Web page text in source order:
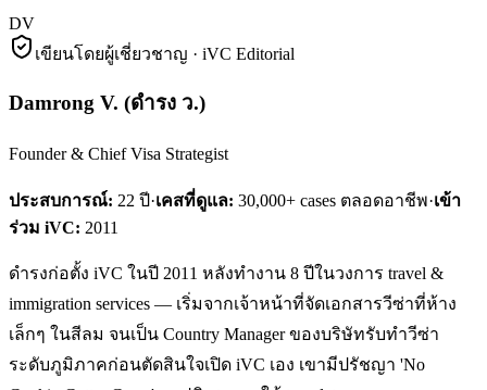
DV
เขียนโดยผู้เชี่ยวชาญ · iVC Editorial
Damrong V. (ดำรง ว.)
Founder & Chief Visa Strategist
ประสบการณ์: 22 ปี·เคสที่ดูแล: 30,000+ cases ตลอดอาชีพ·เข้า
ร่วม iVC: 2011
ดำรงก่อตั้ง iVC ในปี 2011 หลังทำงาน 8 ปีในวงการ travel &
immigration services — เริ่มจากเจ้าหน้าที่จัดเอกสารวีซ่าที่ห้าง
เล็กๆ ในสีลม จนเป็น Country Manager ของบริษัทรับทำวีซ่า
ระดับภูมิภาคก่อนตัดสินใจเปิด iVC เอง เขามีปรัชญา 'No